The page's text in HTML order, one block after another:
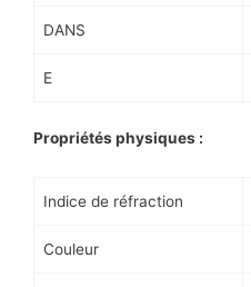
DANS
E
Propriétésphysiques :
Indice de réfraction
Couleur